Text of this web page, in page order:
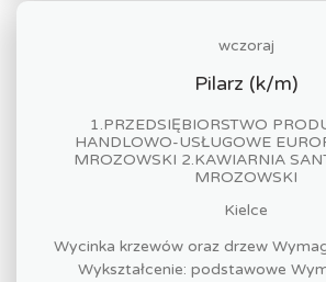
wczoraj
Pilarz (k/m)
1.PRZEDSIĘBIORSTWO
HANDLOWO-USŁUGOWE
MROZOWSKI 2.KAWIARNIA
MROZOWSKI
Kielce
Wycinka krzewów oraz drzew
Wykształcenie: podstawowe